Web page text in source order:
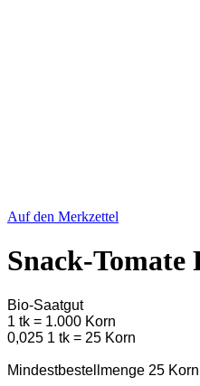
Auf den Merkzettel
Snack-Tomate
Bio-Saatgut
1 tk = 1.000 Korn
0,025 1 tk = 25 Korn
Mindestbestellmenge 25 Korn